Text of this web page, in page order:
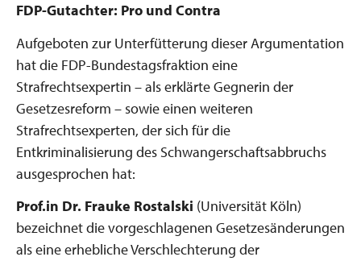
FDP-Gutachter: Pro und Contra
Aufgeboten zur Unterfütterung dieser Argumentation
hat die FDP-Bundestagsfraktion eine
Strafrechtsexpertin – als erklärte Gegnerin der
Gesetzesreform – sowie einen weiteren
Strafrechtsexperten, der sich für die
Entkriminalisierung des Schwangerschaftsabbruchs
ausgesprochen hat:
Prof.in Dr. Frauke Rostalski (Universität Köln)
bezeichnet die vorgeschlagenen Gesetzesänderungen
als eine erhebliche Verschlechterung der